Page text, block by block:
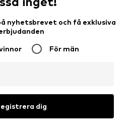
nyhetsbrevet och få exklusiva
För män
dig